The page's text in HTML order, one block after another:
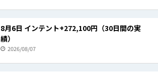
8月6日 インテント+272,100円（30日間の実
績）
2026/08/07